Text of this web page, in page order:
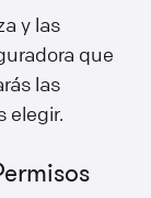
y las
que
las
elegir.